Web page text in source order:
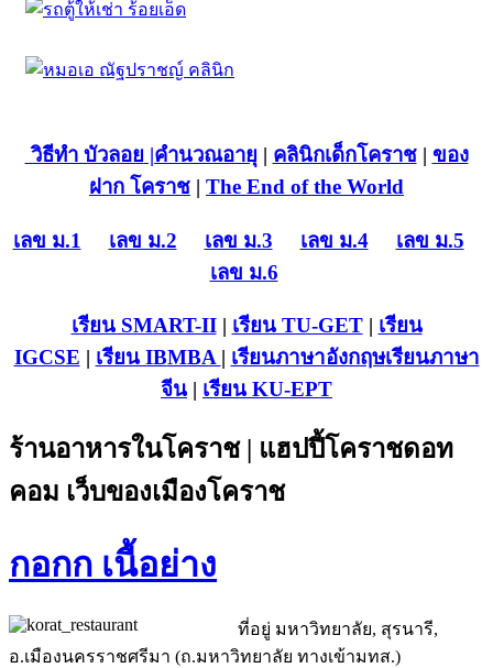
วิธีทำ บัวลอย |คำนวณอายุ | คลินิกเด็กโคราช| ของ
ฝาก โคราช | The End of the World
เลข ม.1 เลข ม.2 เลข ม.3 เลข ม.4
เลข ม.5
เลข ม.6
เรียน SMART-II| เรียน TU-GET| เรียน
IGCSE | เรียน IBMBA | เรียนภาษาอังกฤษเรียนภาษา
จีน | เรียน KU-EPT
ร้านอาหารในโคราช | แฮปปี้โคราชดอท
คอม เว็บของเมืองโคราช
กอกก เนื้อย่าง
ที่อยู่ มหาวิทยาลัย, สุรนารี,
อ.เมืองนครราชศรีมา (ถ.มหาวิทยาลัย ทางเข้ามทส.)